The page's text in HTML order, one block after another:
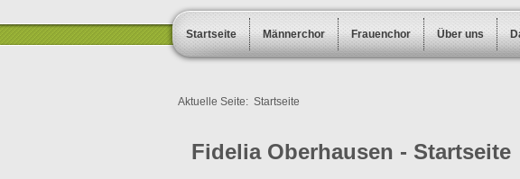
Startseite Männerchor Frauenchor Über uns
Aktuelle Seite: Startseite
Fidelia Oberhausen - Startseite